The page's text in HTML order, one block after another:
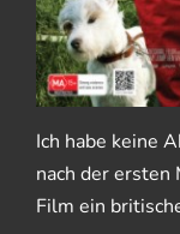
Ich habe keine
nach der ersten
Film ein